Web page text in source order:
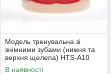
Модель тренувальна зі
знімними зубами (нижня та
верхня щелепа) HTS-A10
200H
В наявності